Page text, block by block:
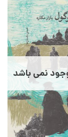
نمی باشد